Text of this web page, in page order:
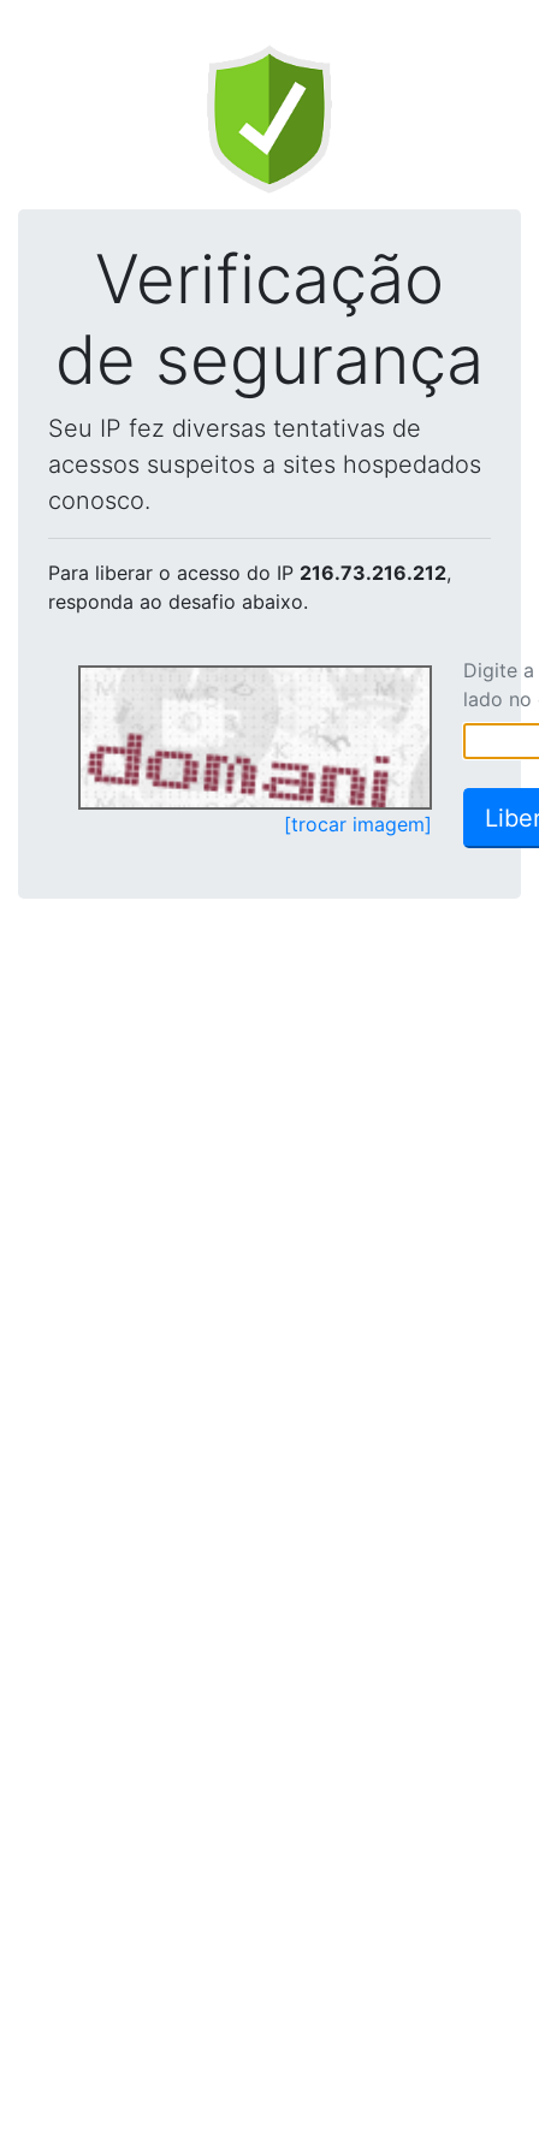
Verificação
de segurança
Seu IP fez diversas tentativas de
acessos suspeitos a sites hospedados
conosco.
Para liberar o acesso do IP 216.73.216.212,
responda ao desafio abaixo.
[trocar imagem]
Digite
lado no